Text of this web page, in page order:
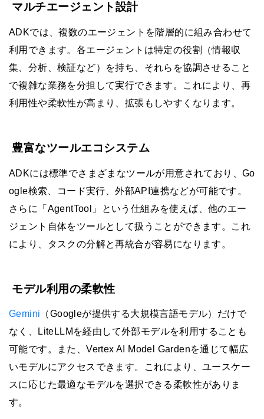
マルチエージェント設計
ADKでは、複数のエージェントを階層的に組み合わせて
利用できます。各エージェントは特定の役割（情報収
集、分析、検証など）を持ち、それらを協調させること
で複雑な業務を分担して実行できます。これにより、再
利用性や柔軟性が高まり、拡張もしやすくなります。
豊富なツールエコシステム
ADKには標準でさまざまなツールが用意されており、Go
ogle検索、コード実行、外部API連携などが可能です。
さらに「AgentTool」という仕組みを使えば、他のエー
ジェント自体をツールとして扱うことができます。これ
により、タスクの分解と再統合が容易になります。
モデル利用の柔軟性
Gemini （Googleが提供する大規模言語モデル）だけで
なく、LiteLLMを経由して外部モデルを利用することも
可能です。また、Vertex AI Model Gardenを通じて幅広
いモデルにアクセスできます。これにより、ユースケー
スに応じた最適なモデルを選択できる柔軟性がありま
す。